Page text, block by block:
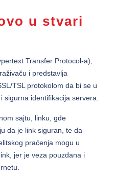
u stvari
Transfer Protocol-a),
i predstavlja
TSL protokolom da bi se u
sigurna identifikacija servera.
sajtu, linku, gde
da je link siguran, te da
praćenja mogu u
jer je veza pouzdana i